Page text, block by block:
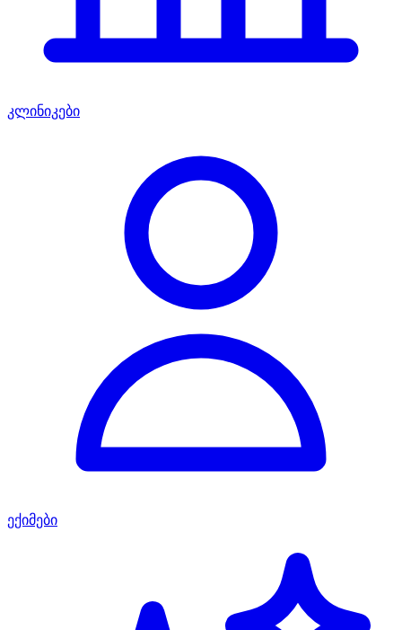
კლინიკები
ექიმები